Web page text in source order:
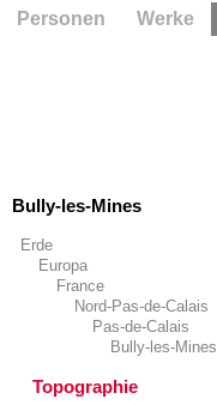
Bully-les-Mines
Erde
Europa
France
Nord-Pas-de-Calais
Pas-de-Calais
Bully-les-Mines
Topographie
Personen Werke